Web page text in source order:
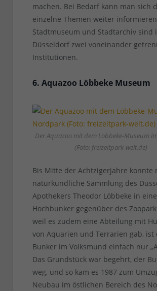
machen. Bei Bedarf kann man sich
einzelne Themen weiter
Stadtmuseum und Stadtarchiv sind
Düsseldorf zwei voneinander
Institutionen.
6. Aquazoo Löbbeke Museum
Der Aquazoo mit dem Löbbeke-Museum
(Foto: freizeitpark-welt.de)
Bis Mitte der Achtzigerjahre konnte
naturkundliche Sammlung des
Apothekers Theodor Löbbeke in
Hochbunker gegenüber des
weil es zudem eine Abteilung mit
von Aquarien und Terrarien gab, ist
Bunker im Volksmund einfach nur
Das Grundstück war begehrt, der
weg, und so kam es 1987 zum
Neubau im östlichen Bereich des